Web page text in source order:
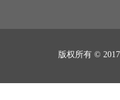
版权所有 ©